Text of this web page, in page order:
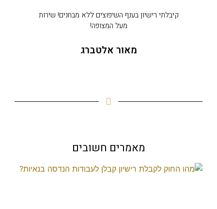
קיבלתי רישיון בענף השיפוצים ללא מבחנים! שירות
מעל המצופה!
מאור אלטברג
מאמרים חשובים